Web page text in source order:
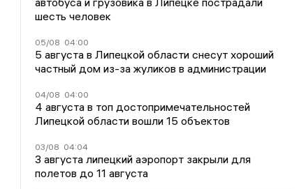
шесть человек
05/08 04:00
5 августа в Липецкой области снесут хороший
частный дом из-за жуликов в администрации
04/08 04:00
4 августа в топ достопримечательностей
Липецкой области вошли 15 объектов
03/08 04:04
3 августа липецкий аэропорт закрыли для
полетов до 11 августа